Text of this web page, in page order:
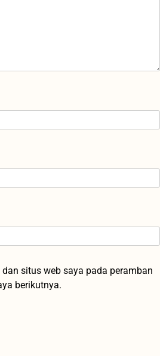
situs web saya pada peramban
berikutnya.